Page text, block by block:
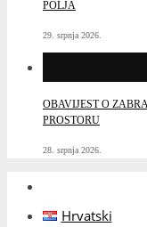
POLJA
29. srpnja 2026.
OBAVIJEST O
PROSTORU
28. srpnja 2026.
Hrvatski